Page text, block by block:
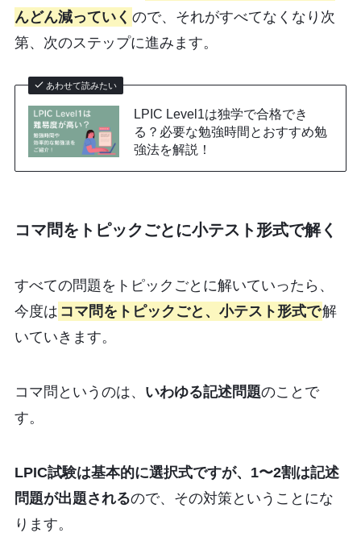
んどん減っていく ので、それがすべてなくなり次
第、次のステップに進みます。
あわせて読みたい
LPIC Level1は独学で合格でき
る？必要な勉強時間とおすすめ勉
強法を解説！
コマ問をトピックごとに小テスト形式で解く
すべての問題をトピックごとに解いていったら、
今度は コマ問をトピックごと、小テスト形式で解
いていきます。
コマ問というのは、 いわゆる記述問題のことで
す。
LPIC試験は基本的に選択式ですが、1〜2割は記述
問題が出題されるので、その対策ということにな
ります。